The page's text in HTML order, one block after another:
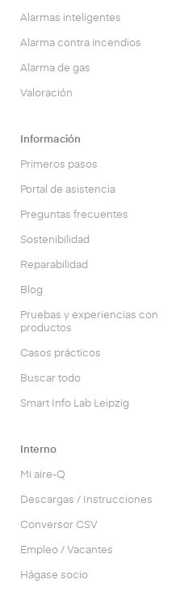
Alarmas inteligentes
Alarma contra incendios
Alarma de gas
Valoración
Información
Primeros pasos
Portal de asistencia
Preguntas frecuentes
Sostenibilidad
Reparabilidad
Blog
Pruebas y experiencias con
productos
Casos prácticos
Buscar todo
Smart Info Lab Leipzig
Interno
Mi aire-Q
Descargas / Instrucciones
Conversor CSV
Empleo / Vacantes
Hágase socio